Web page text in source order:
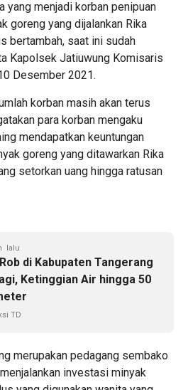
yang menjadi korban penipuan
goreng yang dijalankan Rika
bertambah, saat ini sudah
Kapolsek Jatiuwung Komisaris
Desember 2021.
korban masih akan terus
para korban mengaku
mendapatkan keuntungan
goreng yang ditawarkan Rika
setorkan uang hingga ratusan
lalu
di Kabupaten Tangerang
Ketinggian Air hingga 50
TD
merupakan pedagang sembako
investasi minyak